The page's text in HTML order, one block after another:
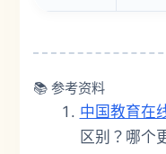
📚 参考资料
中国教育在
区别？哪个